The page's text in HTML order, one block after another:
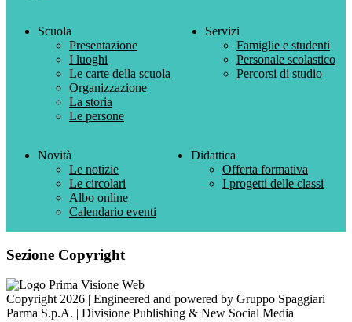
Scuola
Presentazione
I luoghi
Le carte della scuola
Organizzazione
La storia
Le persone
Servizi
Famiglie e studenti
Personale scolastico
Percorsi di studio
Novità
Le notizie
Le circolari
Albo online
Calendario eventi
Didattica
Offerta formativa
I progetti delle classi
Sezione Copyright
Copyright 2026 | Engineered and powered by Gruppo Spaggiari
Parma S.p.A. | Divisione Publishing & New Social Media